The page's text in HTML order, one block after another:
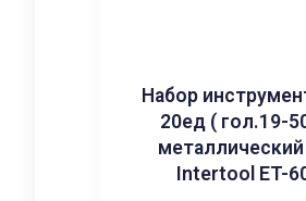
Набор
20ед ( гол.19-
металлический
Intertool ET-